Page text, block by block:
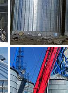
CLIQUEZ